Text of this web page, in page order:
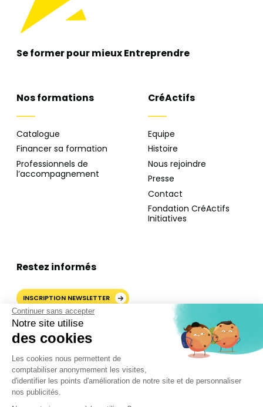
Continuer sans accepter
Notre site utilise
des cookies
Les cookies nous permettent de
comptabiliser anonymement les visites,
d'identifier les points d'amélioration de notre site et de personnaliser
nos publicités.
Se former pour mieuxEntreprendre
Nos formations
Catalogue
Financer sa formation
Professionnels de
l’accompagnement
CréActifs
Equipe
Histoire
Nous rejoindre
Presse
Contact
Fondation CréActifs
Initiatives
Restez informés
INSCRIPTION NEWSLETTER
AJOUTER CRÉACTIFS COMME
SOURCE PRÉFÉRÉE SUR
GOOGLE